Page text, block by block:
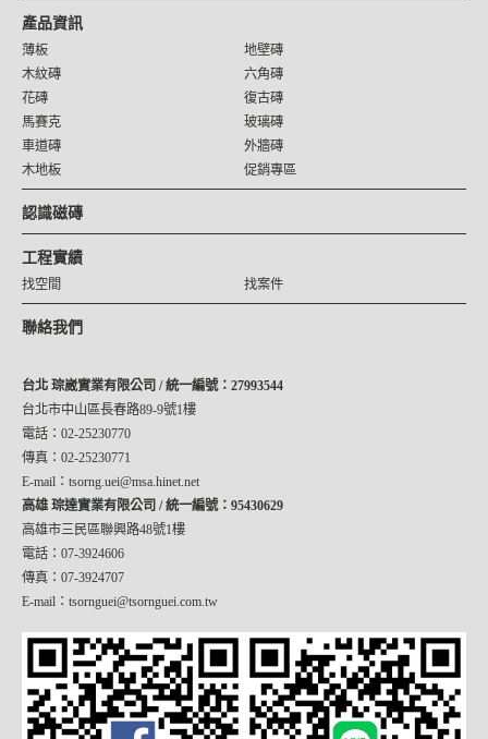
產品資訊
薄板
地壁磚
木紋磚
六角磚
花磚
復古磚
馬賽克
玻璃磚
車道磚
外牆磚
木地板
促銷專區
認識磁磚
工程實績
找空間 找案件
聯絡我們
台北 琮崴實業有限公司 / 統一編號：27993544
台北市中山區長春路89-9號1樓
電話：02-25230770
傳真：02-25230771
E-mail：tsorng.uei@msa.hinet.net
高雄 琮達實業有限公司 / 統一編號：95430629
高雄市三民區聯興路48號1樓
電話：07-3924606
傳真：07-3924707
E-mail：tsornguei@tsornguei.com.tw